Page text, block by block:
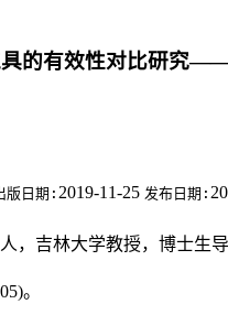
的有效性对比研究
版日期: 2019-11-25 发布日期:
，吉林大学教授，博士生
。